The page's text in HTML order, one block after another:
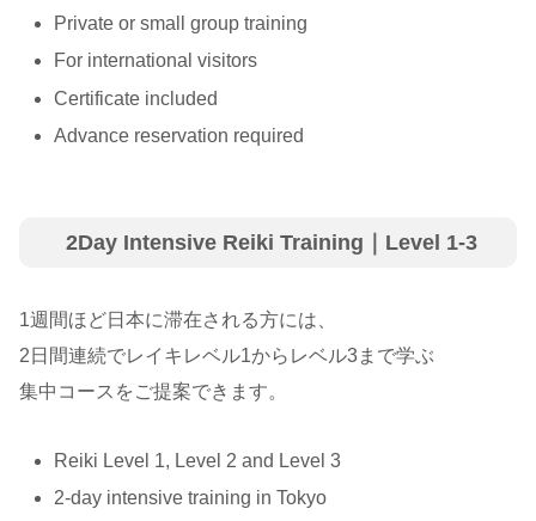
Private or small group training
For international visitors
Certificate included
Advance reservation required
2Day Intensive Reiki Training｜Level 1-3
1週間ほど日本に滞在される方には、
2日間連続でレイキレベル1からレベル3まで学ぶ
集中コースをご提案できます。
Reiki Level 1, Level 2 and Level 3
2-day intensive training in Tokyo